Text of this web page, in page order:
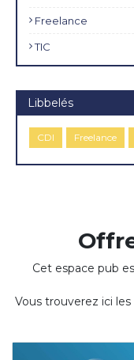
Freelance
TIC
Libbelés
CDI Freelance